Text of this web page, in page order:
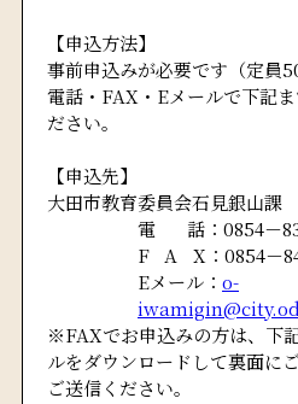
【申込方法】
事前申込みが必要です（定員
電話・FAX・Eメールで下記ま
ださい。
【申込先】
大田市教育委員会石見銀山課
電 話：0854－
FA X：0854－
Eメール： o-
※FAXでお申込みの方は、下
ルをダウンロードして裏面に
ご送信ください。